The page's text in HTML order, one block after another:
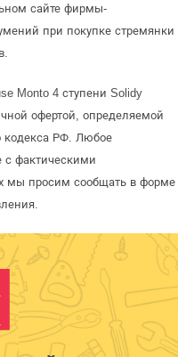
сайте фирмы-
при покупке стремянки
Monto 4 ступени Solidy
офертой, определяемой
кодекса РФ. Любое
с фактическими
мы просим сообщать в форме